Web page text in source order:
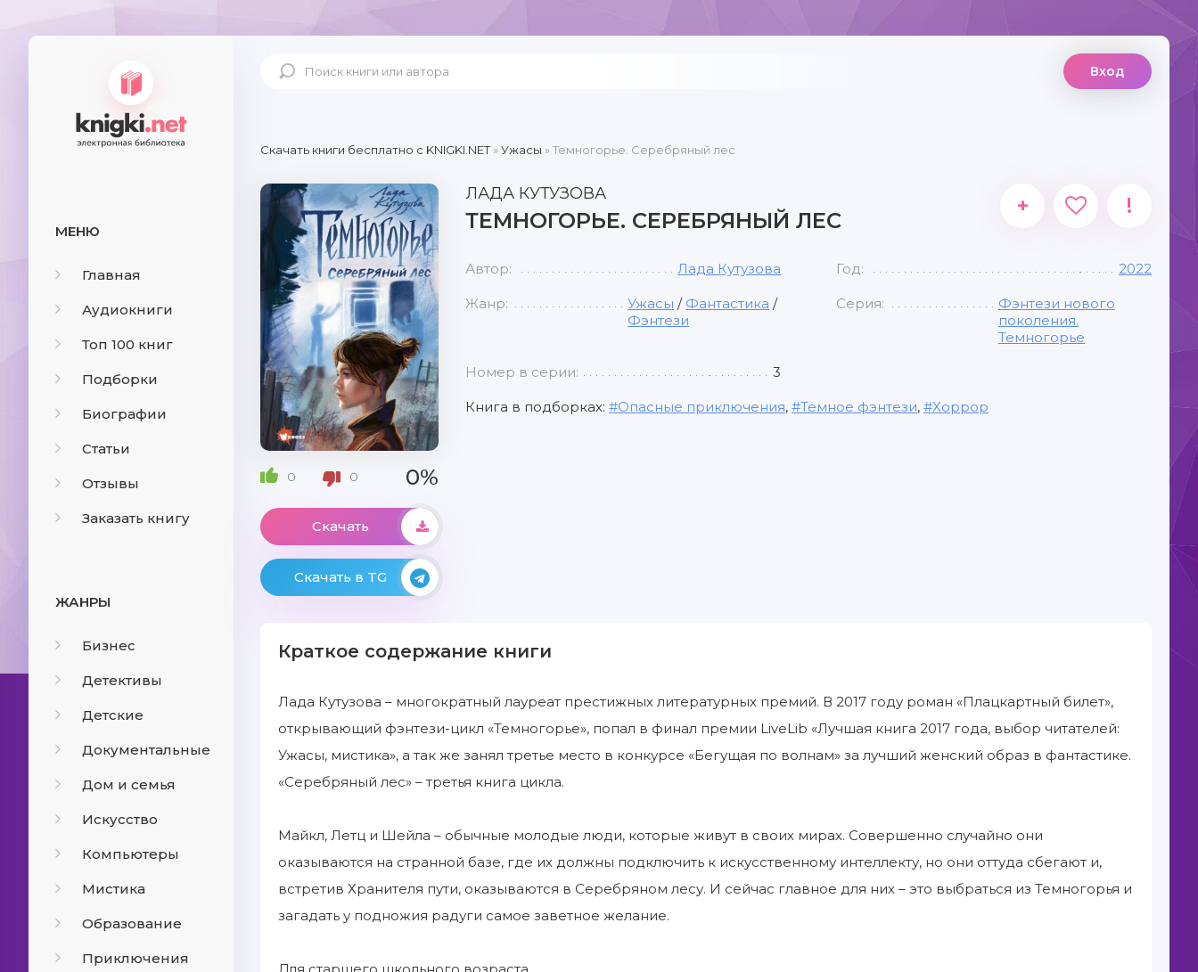
МЕНЮ
Главная
Аудиокниги
Топ 100 книг
Подборки
Биографии
Статьи
Отзывы
Заказать книгу
ЖАНРЫ
Бизнес
Детективы
Детские
Документальные
Дом и семья
Искусство
Компьютеры
Мистика
Образование
Приключения
Вход
Скачать книги бесплатно c KNIGKI.NET»Ужасы » Темногорье. Серебряный лес
0 0 0%
Скачать
Скачать в TG
ЛАДА КУТУЗОВА
ТЕМНОГОРЬЕ. СЕРЕБРЯНЫЙ ЛЕС
+ !
Автор: Лада Кутузова Год: 2022
Жанр: Ужасы / Фантастика /
Фэнтези
Серия:
Фэнтези нового
поколения.
Темногорье
Номер в серии: 3
Книга в подборках: Опасные приключения, Темное фэнтези, Хоррор
Краткое содержание книги
Лада Кутузова – многократный лауреат престижных литературных премий. В 2017 году роман «Плацкартный билет»,
открывающий фэнтези-цикл «Темногорье», попал в финал премии LiveLib «Лучшая книга 2017 года, выбор читателей:
Ужасы, мистика», а так же занял третье место в конкурсе «Бегущая по волнам» за лучший женский образ в фантастике.
«Серебряный лес» – третья книга цикла.
Майкл, Летц и Шейла – обычные молодые люди, которые живут в своих мирах. Совершенно случайно они
оказываются на странной базе, где их должны подключить к искусственному интеллекту, но они оттуда сбегают и,
встретив Хранителя пути, оказываются в Серебряном лесу. И сейчас главное для них – это выбраться из Темногорья и
загадать у подножия радуги самое заветное желание.